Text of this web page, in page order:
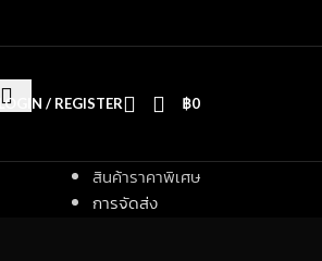
LOGIN / REGISTER ฿0
สินค้าราคาพิเศษ
การจัดส่ง